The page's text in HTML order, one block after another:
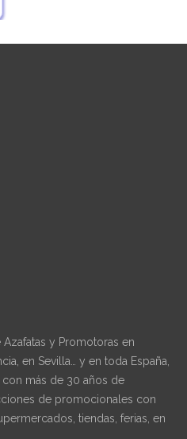
Azafatas y Promotoras en
en Sevilla… y en toda España,
más de 30 años de
de promocionales con
tiendas, ferias, en